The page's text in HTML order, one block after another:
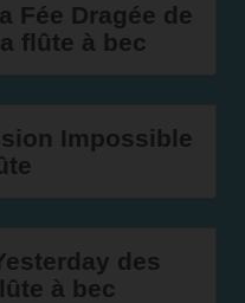
Fée Dragée de
flûte à bec
Impossible
des
à bec